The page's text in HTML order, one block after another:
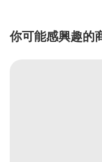
你可能感興趣的